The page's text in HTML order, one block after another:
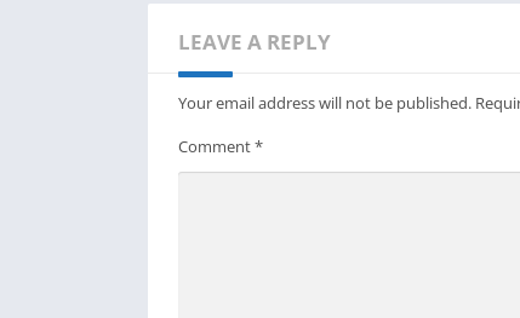
LEAVE A REPLY
Your email address will not be published.
Comment*